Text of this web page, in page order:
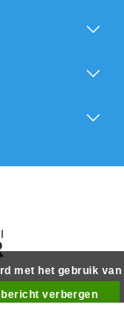
reserved -
met het gebruik van
bericht verbergen